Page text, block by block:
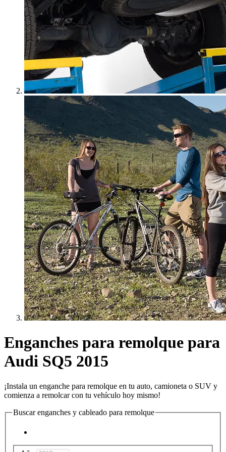
Enganches para remolque para
Audi SQ5 2015
¡Instala un enganche para remolque en tu auto, camioneta o SUV y
comienza a remolcar con tu vehículo hoy mismo!
Buscar enganches y cableado para remolque